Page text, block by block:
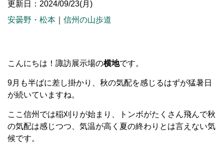
更新日：2024/09/23(月)
安曇野・松本
信州の山歩道
こんにちは！諏訪展示場の横地です。
9月も半ばに差し掛かり、秋の気配を感じるはずが猛暑日
が続いていますね。
ここ信州では稲刈りが始まり、トンボがたくさん飛んで秋
の気配は感じつつ、気温が高く夏の終わりとは言えない気
候です。